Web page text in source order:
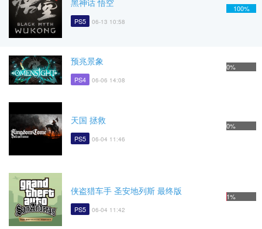
黑神话 悟空
PS5 06-13 10:58
100%
预兆景象
PS4 06-06 14:08
0%
天国 拯救
PS5 06-04 11:46
0%
侠盗猎车手 圣安地列斯 最终版
PS5 06-04 11:42
1%